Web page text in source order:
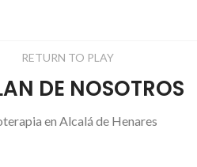
RETURN TO PLAY
DE NOSOTROS
en Alcalá de Henares